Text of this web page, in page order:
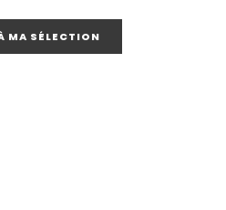
MA SÉLECTION